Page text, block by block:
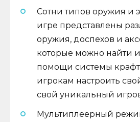
Сотни типов оружия и
игре представлены
оружия, доспехов и
которые можно найти
помощи системы
игрокам настроить
свой уникальный
Мультиплеерный